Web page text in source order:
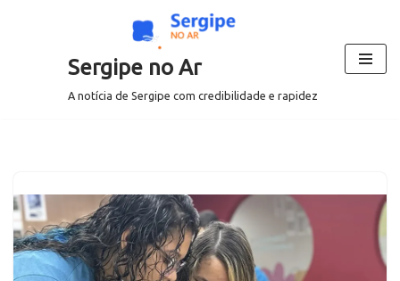
Sergipe no Ar
A notícia de Sergipe com credibilidade e rapidez